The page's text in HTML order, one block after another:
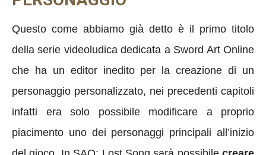
Questo come abbiamo già detto è il primo titolo
della serie videoludica dedicata a Sword Art Online
che ha un editor inedito per la creazione di un
personaggio personalizzato, nei precedenti capitoli
infatti era solo possibile modificare a proprio
piacimento uno dei personaggi principali all’inizio